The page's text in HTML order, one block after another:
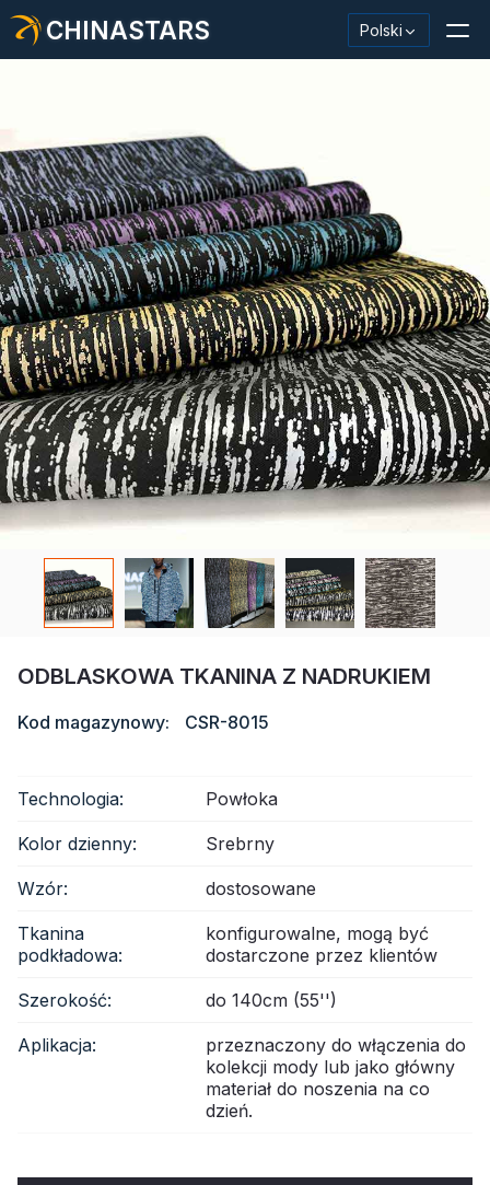
CHINASTARS Polski
Materiał odblaskowy/taśma
Modna tkanina odblaskowa
Odzież ochronna
Materiał świecący w ciemności
Przemysłowe mycie wykończeniowe
Informacje o CHINASTARS
Nowy produkt
Certyfikat
Wideo
ODBLASKOWA TKANINA Z NADRUKIEM
Kod magazynowy: CSR-8015
Technologia: Powłoka
Kolor dzienny: Srebrny
Wzór: dostosowane
Tkanina
podkładowa:
konfigurowalne, mogą być
dostarczone przez klientów
Szerokość: do 140cm (55'')
Aplikacja:
przeznaczony do włączenia do
kolekcji mody lub jako główny
materiał do noszenia na co
dzień.